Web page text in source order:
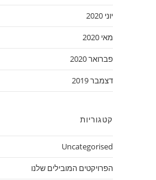
יוני 2020
מאי 2020
פברואר 2020
דצמבר 2019
קטגוריות
Uncategorised
הפרויקטים המובילים שלנו